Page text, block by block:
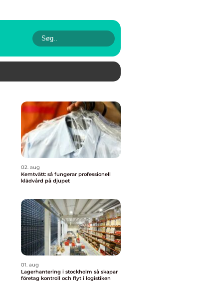
02. aug
Kemtvätt: så fungerar professionell
klädvård på djupet
01. aug
Lagerhantering i stockholm så skapar
företag kontroll och flyt i logistiken